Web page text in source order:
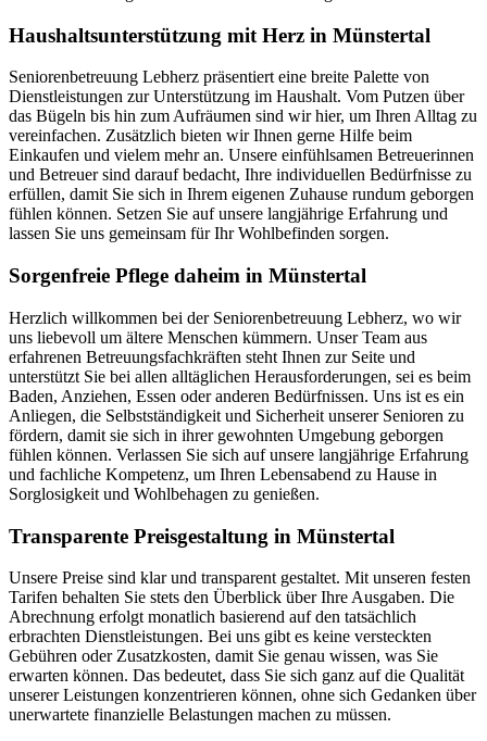
Haushalts­unterstützung mit Herz in Münstertal
Seniorenbetreuung Lebherz präsentiert eine breite Palette von
Dienstleistungen zur Unterstützung im Haushalt. Vom Putzen über
das Bügeln bis hin zum Aufräumen sind wir hier, um Ihren Alltag zu
vereinfachen. Zusätzlich bieten wir Ihnen gerne Hilfe beim
Einkaufen und vielem mehr an. Unsere einfühlsamen Betreuerinnen
und Betreuer sind darauf bedacht, Ihre individuellen Bedürfnisse zu
erfüllen, damit Sie sich in Ihrem eigenen Zuhause rundum geborgen
fühlen können. Setzen Sie auf unsere langjährige Erfahrung und
lassen Sie uns gemeinsam für Ihr Wohlbefinden sorgen.
Sorgenfreie Pflege daheim in Münstertal
Herzlich willkommen bei der Seniorenbetreuung Lebherz, wo wir
uns liebevoll um ältere Menschen kümmern. Unser Team aus
erfahrenen Betreuungsfachkräften steht Ihnen zur Seite und
unterstützt Sie bei allen alltäglichen Herausforderungen, sei es beim
Baden, Anziehen, Essen oder anderen Bedürfnissen. Uns ist es ein
Anliegen, die Selbstständigkeit und Sicherheit unserer Senioren zu
fördern, damit sie sich in ihrer gewohnten Umgebung geborgen
fühlen können. Verlassen Sie sich auf unsere langjährige Erfahrung
und fachliche Kompetenz, um Ihren Lebensabend zu Hause in
Sorglosigkeit und Wohlbehagen zu genießen.
Transparente Preisgestaltung in Münstertal
Unsere Preise sind klar und transparent gestaltet. Mit unseren festen
Tarifen behalten Sie stets den Überblick über Ihre Ausgaben. Die
Abrechnung erfolgt monatlich basierend auf den tatsächlich
erbrachten Dienstleistungen. Bei uns gibt es keine versteckten
Gebühren oder Zusatzkosten, damit Sie genau wissen, was Sie
erwarten können. Das bedeutet, dass Sie sich ganz auf die Qualität
unserer Leistungen konzentrieren können, ohne sich Gedanken über
unerwartete finanzielle Belastungen machen zu müssen.